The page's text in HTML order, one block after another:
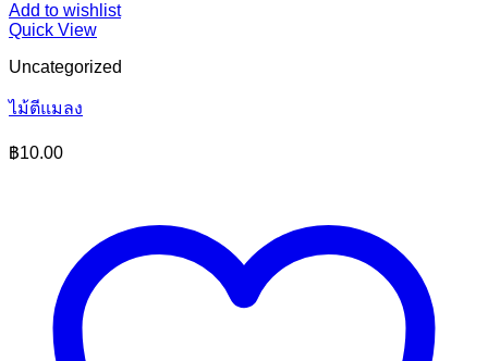
Add to wishlist
Quick View
Uncategorized
ไม้ตีแมลง
฿10.00